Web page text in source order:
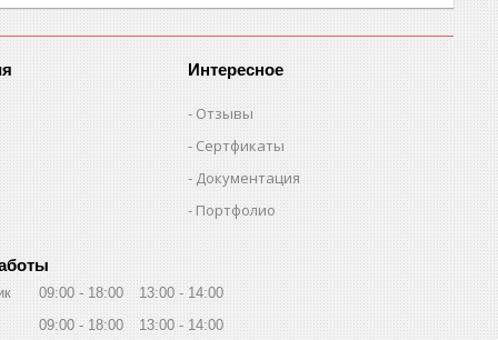
Интересное
Отзывы
Сертфикаты
Документация
Портфолио
09:00 18:00 13:00
14:00
09:00
18:00 13:00
14:00